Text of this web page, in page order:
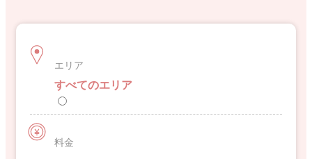
エリア
すべてのエリア
料金